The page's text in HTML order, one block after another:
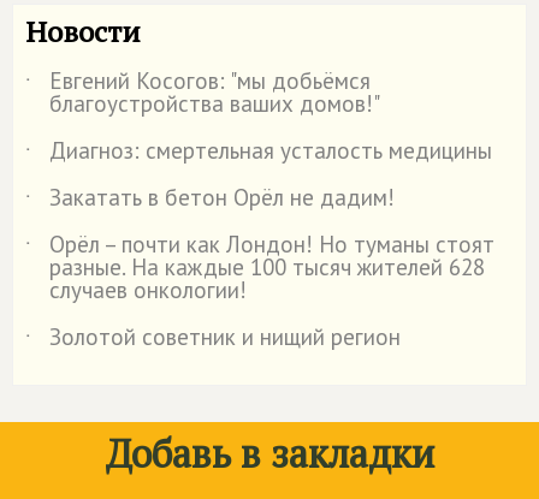
Новости
˙ Евгений Косогов: "мы добьёмся
благоустройства ваших домов!"
˙
Диагноз: смертельная усталость медицины
˙
Закатать в бетон Орёл не дадим!
˙
Орёл – почти как Лондон! Но туманы стоят
разные. На каждые 100 тысяч жителей 628
случаев онкологии!
˙
Золотой советник и нищий регион
Добавь в закладки